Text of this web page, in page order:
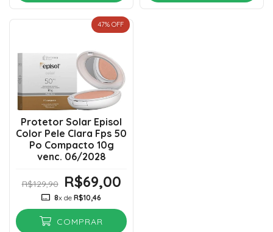
47% OFF
Protetor Solar Episol
Color Pele Clara Fps 50
Po Compacto 10g
venc. 06/2028
R$129,90 R$69,00
8x de R$10,46
COMPRAR